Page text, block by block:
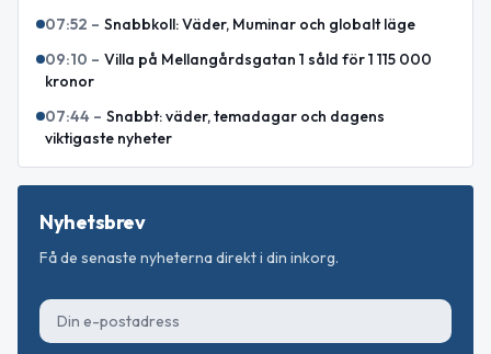
07:52 – Snabbkoll: Väder, Muminar och globalt läge
09:10 – Villa på Mellangårdsgatan 1 såld för 1 115 000
kronor
07:44 – Snabbt: väder, temadagar och dagens
viktigaste nyheter
Nyhetsbrev
Få de senaste nyheterna direkt i din inkorg.